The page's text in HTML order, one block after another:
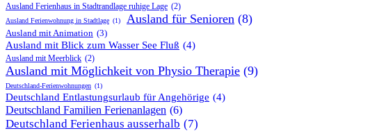
Ausland Ferienhaus in Stadtrandlage ruhige Lage (2)
Ausland Ferienwohnung in Stadtlage (1) Ausland für Senioren (8)
Ausland mit Animation (3)
Ausland mit Blick zum Wasser See Fluß (4)
Ausland mit Meerblick (2)
Ausland mit Möglichkeit von Physio Therapie (9)
Deutschland-Ferienwohnungen (1)
Deutschland Entlastungsurlaub für Angehörige (4)
Deutschland Familien Ferienanlagen (6)
Deutschland Ferienhaus ausserhalb (7)